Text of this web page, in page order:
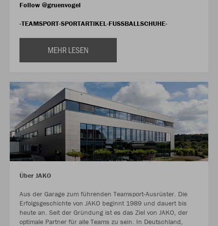
Follow @gruenvogel
-TEAMSPORT-SPORTARTIKEL-FUSSBALLSCHUHE-
MEHR LESEN
Über JAKO
Aus der Garage zum führenden Teamsport-Ausrüster. Die
Erfolgsgeschichte von JAKO beginnt 1989 und dauert bis
heute an. Seit der Gründung ist es das Ziel von JAKO, der
optimale Partner für alle Teams zu sein. In Deutschland,